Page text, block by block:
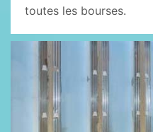
toutes les bourses.